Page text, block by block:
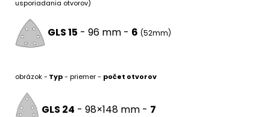
usporiadania otvorov)
GLS 15 - 96 mm - 6 (52mm)
obrázok - Typ- priemer - počet otvorov
GLS 24 - 98×148 mm - 7